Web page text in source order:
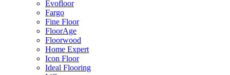
Evofloor
Fargo
Fine Floor
FloorAge
Floorwood
Home Expert
Icon Floor
Ideal Flooring